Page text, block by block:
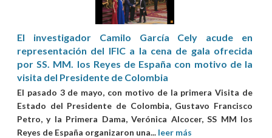
El investigador Camilo García Cely acude en
representación del IFIC a la cena de gala ofrecida
por SS. MM. los Reyes de España con motivo de la
visita del Presidente de Colombia
El pasado 3 de mayo, con motivo de la primera Visita de
Estado del Presidente de Colombia, Gustavo Francisco
Petro, y la Primera Dama, Verónica Alcocer, SS MM los
Reyes de España organizaron una... leer más